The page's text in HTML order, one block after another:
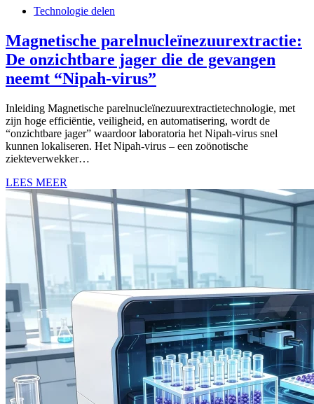
Technologie delen
Magnetische parelnucleïnezuurextractie:
De onzichtbare jager die de gevangen
neemt “Nipah-virus”
Inleiding Magnetische parelnucleïnezuurextractietechnologie, met
zijn hoge efficiëntie, veiligheid, en automatisering, wordt de
“onzichtbare jager” waardoor laboratoria het Nipah-virus snel
kunnen lokaliseren. Het Nipah-virus – een zoönotische
ziekteverwekker…
LEES MEER